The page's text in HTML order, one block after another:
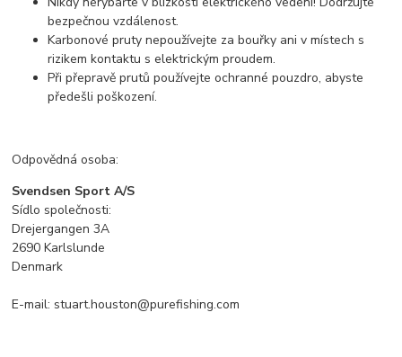
bezpečnou vzdálenost.
Karbonové pruty nepoužívejte za bouřky ani v místech s
rizikem kontaktu s elektrickým proudem.
Při přepravě prutů používejte ochranné pouzdro, abyste
předešli poškození.
Odpovědná osoba:
Svendsen Sport A/S
Sídlo společnosti:
Drejergangen 3A
2690 Karlslunde
Denmark
E-mail: stuart.houston@purefishing.com